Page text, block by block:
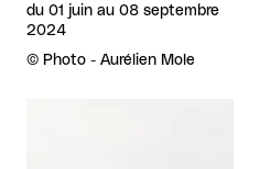
du 01 juin au 08 septembre
2024
Droits réservés :
© Photo - Aurélien Mole